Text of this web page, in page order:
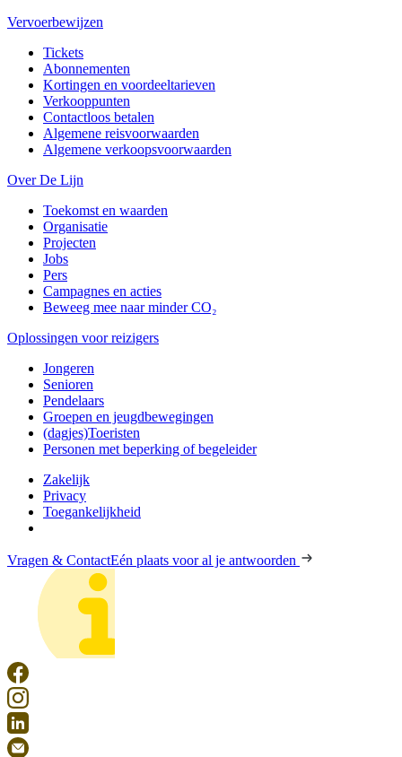
Vervoerbewijzen
Tickets
Abonnementen
Kortingen en voordeeltarieven
Verkooppunten
Contactloos betalen
Algemene reisvoorwaarden
Algemene verkoopsvoorwaarden
Over De Lijn
Toekomst en waarden
Organisatie
Projecten
Jobs
Pers
Campagnes en acties
Beweeg mee naar minder CO₂
Oplossingen voor reizigers
Jongeren
Senioren
Pendelaars
Groepen en jeugdbewegingen
(dagjes)Toeristen
Personen met beperking of begeleider
Zakelijk
Privacy
Toegankelijkheid
Vragen & ContactEén plaats voor al je antwoorden